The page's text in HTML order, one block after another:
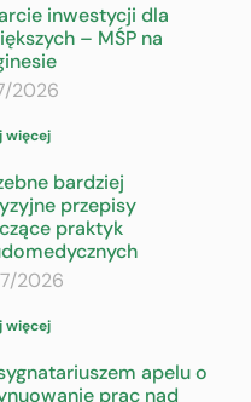
inwestycji dla
– MŚP na
2026
więcej
bardziej
przepisy
praktyk
2026
więcej
apelu o
prac nad